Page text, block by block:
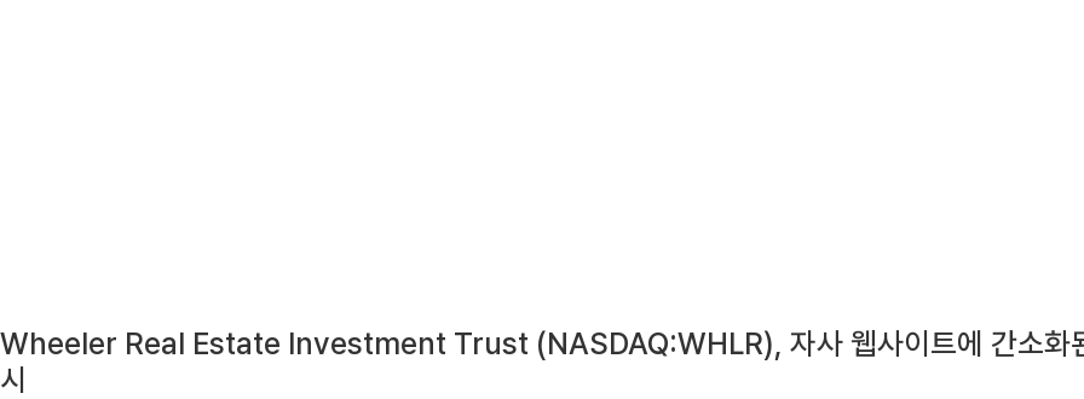
Wheeler Real Estate Investment Trust (NASDAQ:WHLR), 자사 웹사이트에 간소화
시